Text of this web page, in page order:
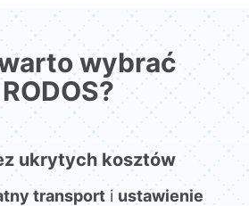
wybrać
ukrytych kosztów
transporti ustawienie